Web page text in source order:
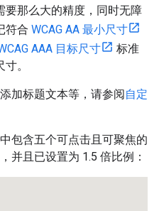
要那么大的精度，同时无障
符合 WCAG AA 最小尺寸
AAA 目标尺寸
标准
。
加标题文本等，请参阅自定
包含五个可点击且可聚焦的
并且已设置为 1.5 倍比例：